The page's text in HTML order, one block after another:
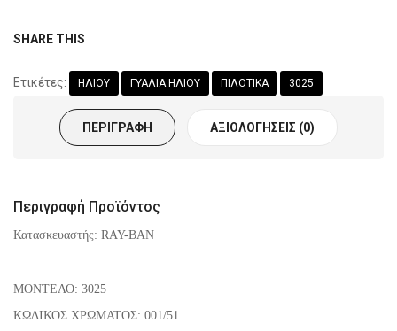
SHARE THIS
Ετικέτες: ΗΛΙΟΥ ΓΥΑΛΙΑ ΗΛΙΟΥ ΠΙΛΟΤΙΚΑ 3025
ΠΕΡΙΓΡΑΦΉ ΑΞΙΟΛΟΓΉΣΕΙΣ (0)
Περιγραφή Προϊόντος
Κατασκευαστής: RAY-BAN
ΜΟΝΤΕΛΟ: 3025
ΚΩΔΙΚΟΣ ΧΡΩΜΑΤΟΣ: 001/51